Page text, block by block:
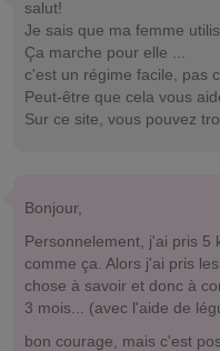
salut!
Je sais que ma femme
Ça marche pour elle ...
c'est un régime facile, pas
Peut-être que cela vous
Sur ce site, vous pouvez
Bonjour,
Personnelement, j'ai pris 5
comme ça. Alors j'ai pris
chose à savoir et donc à
3 mois... (avec l'aide de
bon courage, mais c'est